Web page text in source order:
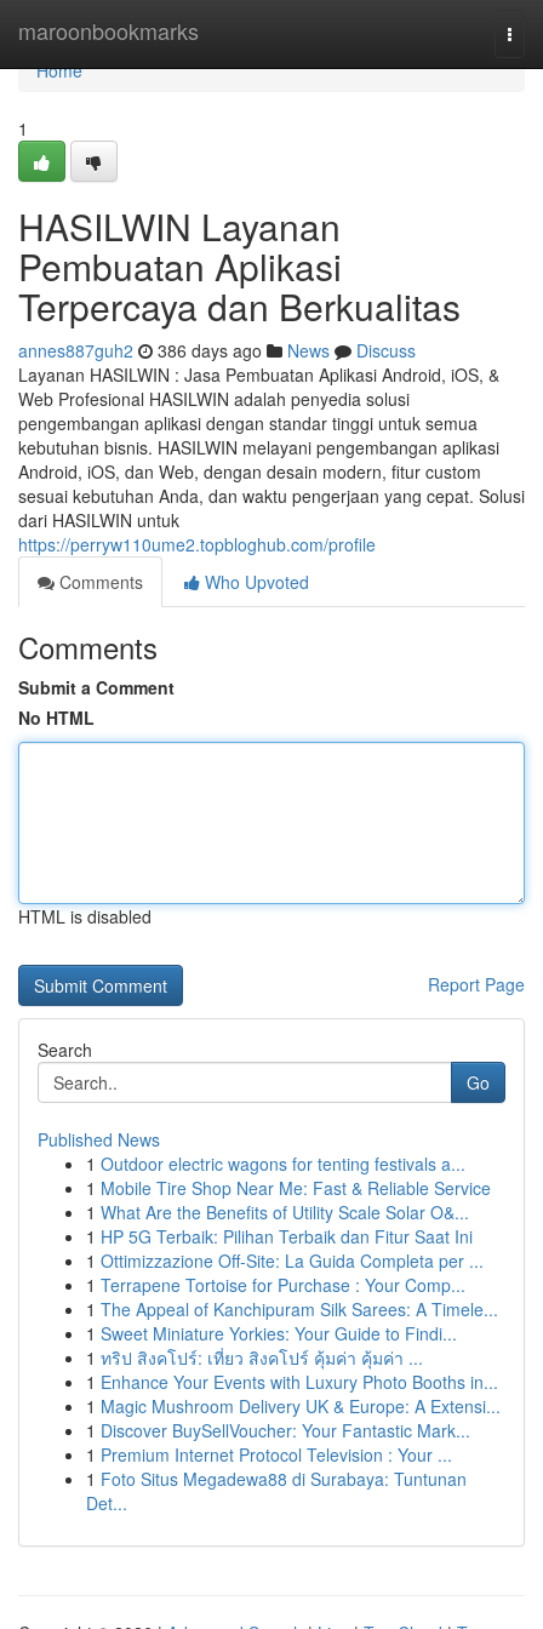
maroonbookmarks
Home
Home
1
HASILWIN Layanan
Pembuatan Aplikasi
Terpercaya dan Berkualitas
annes887guh2 386 days ago News
Discuss
Layanan HASILWIN : Jasa Pembuatan Aplikasi Android, iOS, &
Web Profesional HASILWIN adalah penyedia solusi
pengembangan aplikasi dengan standar tinggi untuk semua
kebutuhan bisnis. HASILWIN melayani pengembangan aplikasi
Android, iOS, dan Web, dengan desain modern, fitur custom
sesuai kebutuhan Anda, dan waktu pengerjaan yang cepat. Solusi
dari HASILWIN untuk
https://perryw110ume2.topbloghub.com/profile
Comments
Who Upvoted
Comments
Submit a Comment
No HTML
HTML is disabled
Report Page
Search
Go
Published News
1 Outdoor electric wagons for tenting festivals a...
1 Mobile Tire Shop Near Me: Fast & Reliable Service
1 What Are the Benefits of Utility Scale Solar O&...
1 HP 5G Terbaik: Pilihan Terbaik dan Fitur Saat Ini
1 Ottimizzazione Off-Site: La Guida Completa per ...
1 Terrapene Tortoise for Purchase : Your Comp...
1 The Appeal of Kanchipuram Silk Sarees: A Timele...
1 Sweet Miniature Yorkies: Your Guide to Findi...
1 ทริป สิงคโปร์: เที่ยว สิงคโปร์ คุ้มค่า คุ้มค่า ...
1 Enhance Your Events with Luxury Photo Booths in...
1 Magic Mushroom Delivery UK & Europe: A Extensi...
1 Discover BuySellVoucher: Your Fantastic Mark...
1 Premium Internet Protocol Television : Your ...
1 Foto Situs Megadewa88 di Surabaya: Tuntunan
Det...